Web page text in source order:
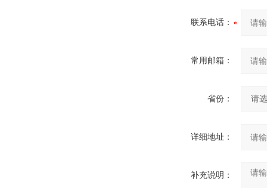
联系电话：
常用邮箱：
省份：
详细地址：
补充说明：